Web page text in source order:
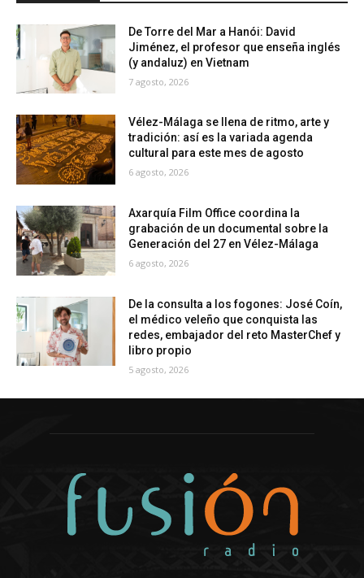
De Torre del Mar a Hanói: David
Jiménez, el profesor que enseña inglés
(y andaluz) en Vietnam
7 agosto, 2026
Vélez-Málaga se llena de ritmo, arte y
tradición: así es la variada agenda
cultural para este mes de agosto
6 agosto, 2026
Axarquía Film Office coordina la
grabación de un documental sobre la
Generación del 27 en Vélez-Málaga
6 agosto, 2026
De la consulta a los fogones: José Coín,
el médico veleño que conquista las
redes, embajador del reto MasterChef y
libro propio
5 agosto, 2026